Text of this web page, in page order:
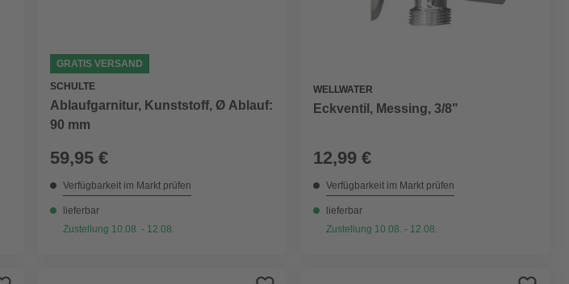
GRATIS VERSAND
SCHULTE
Ablaufgarnitur, Kunststoff, Ø Ablauf:
90 mm
59,95 €
Verfügbarkeit im Markt prüfen
lieferbar
Zustellung 10.08. - 12.08.
WELLWATER
Eckventil, Messing, 3/8"
12,99 €
Verfügbarkeit im Markt prüfen
lieferbar
Zustellung 10.08. - 12.08.